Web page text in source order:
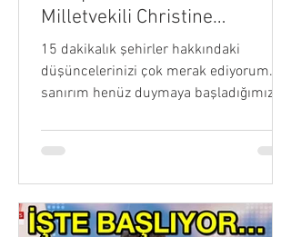
Milletvekili Christine
Anderson
15 dakikalık şehirler hakkındaki
düşüncelerinizi çok merak ediyorum. Bu
sanırım henüz duymaya başladığımız